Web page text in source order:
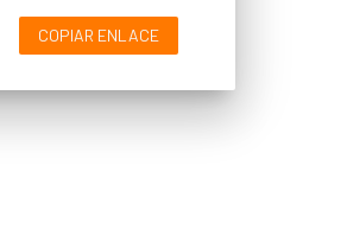
COPIAR ENLACE